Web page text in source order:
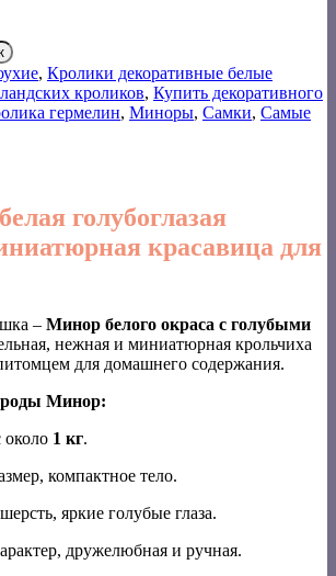
, Кролики декоративные белые
кроликов, Купить декоративного
гермелин, Миноры, Самки, Самые
голубоглазая
красавица для
– Минор белого окраса с голубыми
нежная и миниатюрная крольчиха
для домашнего содержания.
Минор:
около 1 кг.
компактное тело.
яркие голубые глаза.
дружелюбная и ручная.